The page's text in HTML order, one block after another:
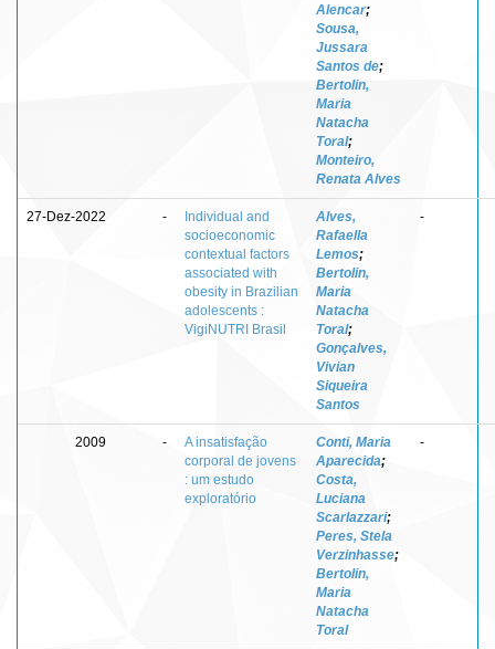
Alencar;
Sousa,
Jussara
Santos de;
Bertolin,
Maria
Natacha
Toral;
Monteiro,
Renata Alves
27-Dez-2022 -
Individual and
socioeconomic
contextual factors
associated with
obesity in Brazilian
adolescents :
VigiNUTRI Brasil
Alves,
Rafaella
Lemos;
Bertolin,
Maria
Natacha
Toral;
Gonçalves,
Vivian
Siqueira
Santos
-
2009 -
A insatisfação
corporal de jovens
: um estudo
exploratório
Conti, Maria
Aparecida;
Costa,
Luciana
Scarlazzari;
Peres, Stela
Verzinhasse;
Bertolin,
Maria
Natacha
Toral
-